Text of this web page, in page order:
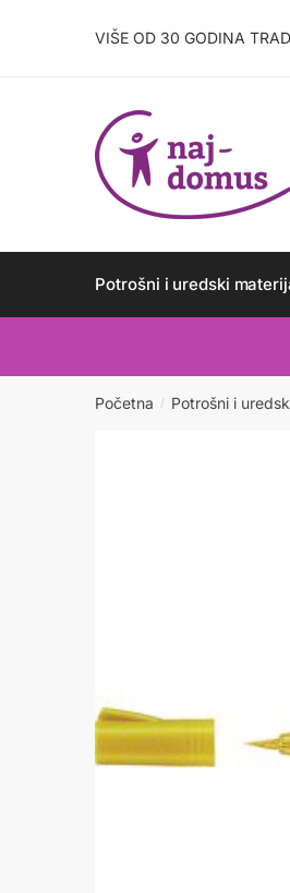
VIŠE OD 30 GODINA
Potrošni i uredski
Početna / Potrošni i